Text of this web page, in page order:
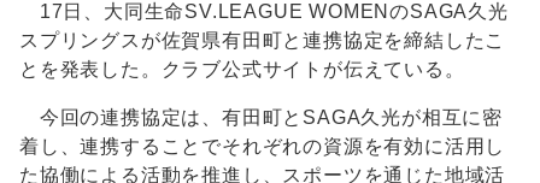
17日、大同生命SV.LEAGUE WOMENのSAGA久光
スプリングスが佐賀県有田町と連携協定を締結したこ
とを発表した。クラブ公式サイトが伝えている。
今回の連携協定は、有田町とSAGA久光が相互に密
着し、連携することでそれぞれの資源を有効に活用し
た協働による活動を推進し、スポーツを通じた地域活